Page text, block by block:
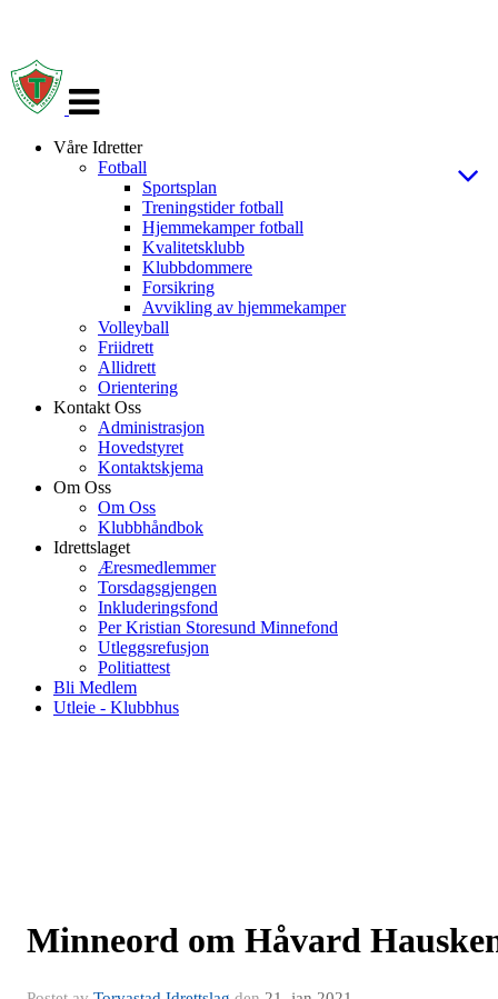
navigasjon
Våre Idretter
Fotball
Sportsplan
Treningstider fotball
Hjemmekamper fotball
Kvalitetsklubb
Klubbdommere
Forsikring
Avvikling av hjemmekamper
Volleyball
Friidrett
Allidrett
Orientering
Kontakt Oss
Administrasjon
Hovedstyret
Kontaktskjema
Om Oss
Om Oss
Klubbhåndbok
Idrettslaget
Æresmedlemmer
Torsdagsgjengen
Inkluderingsfond
Per Kristian Storesund Minnefond
Utleggsrefusjon
Politiattest
Bli Medlem
Utleie - Klubbhus
Minneord om Håvard